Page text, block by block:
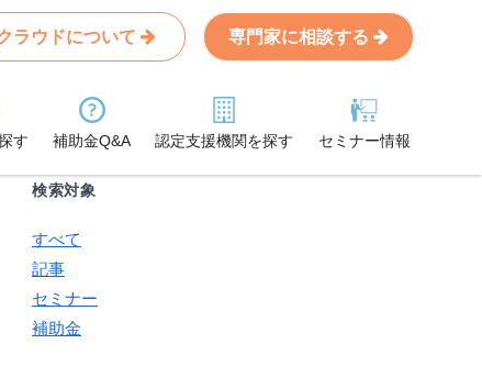
ラウドについて 専門家に相談する
す 補助金Q&A 認定支援機関を探す セミナー情報
Search
条件から記事を探す
検索対象
すべて
記事
セミナー
補助金